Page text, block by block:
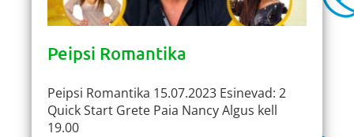
Peipsi Romantika
Peipsi Romantika 15.07.2023 Esinevad: 2
Quick Start Grete Paia Nancy Algus kell
19.00